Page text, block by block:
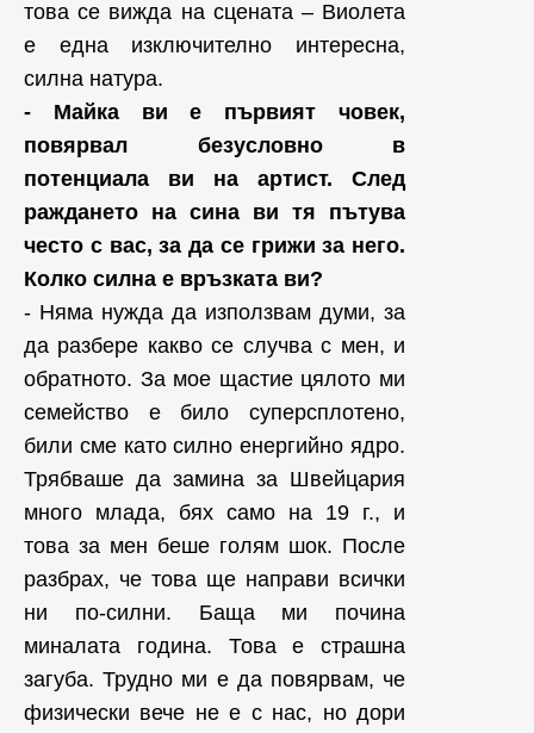
това се вижда на сцената – Виолета
е една изключително интересна,
силна натура.
- Майка ви е първият човек,
повярвал безусловно в
потенциала ви на артист. След
раждането на сина ви тя пътува
често с вас, за да се грижи за него.
Колко силна е връзката ви?
- Няма нужда да използвам думи, за
да разбере какво се случва с мен, и
обратното. За мое щастие цялото ми
семейство е било суперсплотено,
били сме като силно енергийно ядро.
Трябваше да замина за Швейцария
много млада, бях само на 19 г., и
това за мен беше голям шок. После
разбрах, че това ще направи всички
ни по-силни. Баща ми почина
миналата година. Това е страшна
загуба. Трудно ми е да повярвам, че
физически вече не е с нас, но дори